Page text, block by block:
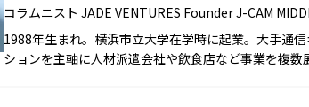
コラムニスト JADE VENTURES Founder J-CAM
1988年生まれ。横浜市立大学在学時に起業。大手通
ションを主軸に人材派遣会社や飲食店など事業を複